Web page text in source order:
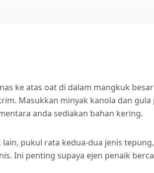
ke atas oat di dalam mangkuk
Masukkan minyak kanola dan
anda sediakan bahan kering.
pukul rata kedua-dua jenis
Ini penting supaya ejen penaik